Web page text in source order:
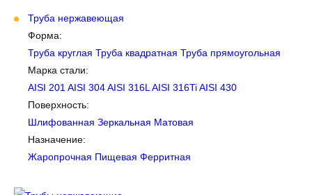
Труба нержавеющая
Форма:
Труба круглая Труба квадратная Труба прямоугольная
Марка стали:
AISI 201 AISI 304AISI 316L AISI 316TiAISI 430
Поверхность:
Шлифованная Зеркальная Матовая
Назначение:
Жаропрочная Пищевая Ферритная